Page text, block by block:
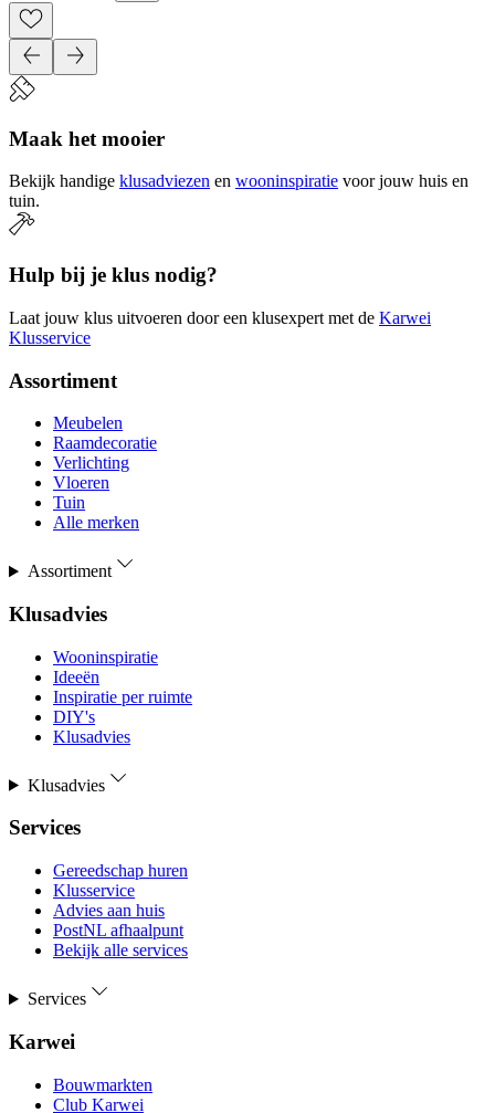
Maak het mooier
Bekijk handige klusadviezen en wooninspiratie voor jouw huis en
tuin.
Hulp bij je klus nodig?
Laat jouw klus uitvoeren door een klusexpert met de Karwei
Klusservice
Assortiment
Meubelen
Raamdecoratie
Verlichting
Vloeren
Tuin
Alle merken
Assortiment
Klusadvies
Wooninspiratie
Ideeën
Inspiratie per ruimte
DIY's
Klusadvies
Klusadvies
Services
Gereedschap huren
Klusservice
Advies aan huis
PostNL afhaalpunt
Bekijk alle services
Services
Karwei
Bouwmarkten
Club Karwei